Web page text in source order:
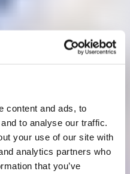
content and ads, to
to analyse our traffic.
your use of our site with
analytics partners who
that you’ve